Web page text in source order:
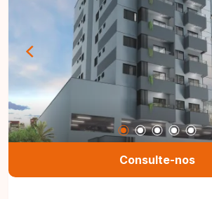
Consulte-nos